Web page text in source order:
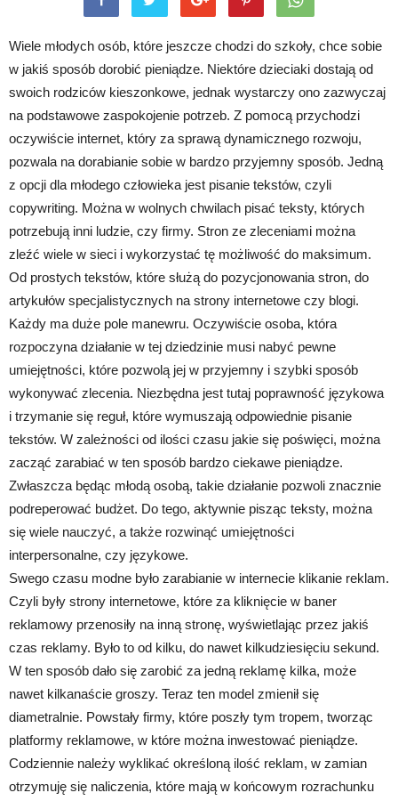
Wiele młodych osób, które jeszcze chodzi do szkoły, chce sobie
w jakiś sposób dorobić pieniądze. Niektóre dzieciaki dostają od
swoich rodziców kieszonkowe, jednak wystarczy ono zazwyczaj
na podstawowe zaspokojenie potrzeb. Z pomocą przychodzi
oczywiście internet, który za sprawą dynamicznego rozwoju,
pozwala na dorabianie sobie w bardzo przyjemny sposób. Jedną
z opcji dla młodego człowieka jest pisanie tekstów, czyli
copywriting. Można w wolnych chwilach pisać teksty, których
potrzebują inni ludzie, czy firmy. Stron ze zleceniami można
zleźć wiele w sieci i wykorzystać tę możliwość do maksimum.
Od prostych tekstów, które służą do pozycjonowania stron, do
artykułów specjalistycznych na strony internetowe czy blogi.
Każdy ma duże pole manewru. Oczywiście osoba, która
rozpoczyna działanie w tej dziedzinie musi nabyć pewne
umiejętności, które pozwolą jej w przyjemny i szybki sposób
wykonywać zlecenia. Niezbędna jest tutaj poprawność językowa
i trzymanie się reguł, które wymuszają odpowiednie pisanie
tekstów. W zależności od ilości czasu jakie się poświęci, można
zacząć zarabiać w ten sposób bardzo ciekawe pieniądze.
Zwłaszcza będąc młodą osobą, takie działanie pozwoli znacznie
podreperować budżet. Do tego, aktywnie pisząc teksty, można
się wiele nauczyć, a także rozwinąć umiejętności
interpersonalne, czy językowe.
Swego czasu modne było zarabianie w internecie klikanie reklam.
Czyli były strony internetowe, które za kliknięcie w baner
reklamowy przenosiły na inną stronę, wyświetlając przez jakiś
czas reklamy. Było to od kilku, do nawet kilkudziesięciu sekund.
W ten sposób dało się zarobić za jedną reklamę kilka, może
nawet kilkanaście groszy. Teraz ten model zmienił się
diametralnie. Powstały firmy, które poszły tym tropem, tworząc
platformy reklamowe, w które można inwestować pieniądze.
Codziennie należy wyklikać określoną ilość reklam, w zamian
otrzymuję się naliczenia, które mają w końcowym rozrachunku